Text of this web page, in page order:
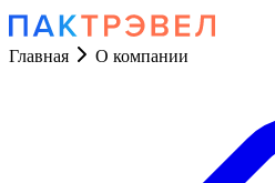
Главная О компании